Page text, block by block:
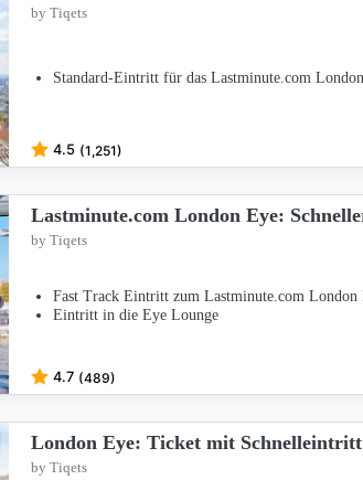
by Tiqets
Standard-Eintritt für das Lastminute.com
4.5 (1,251)
Lastminute.com London Eye:
by Tiqets
Fast Track Eintritt zum Lastminute.com London
Eintritt in die Eye Lounge
4.7 (489)
London Eye: Ticket mit
by Tiqets